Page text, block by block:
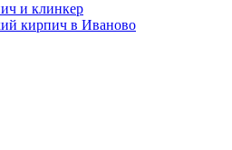
и клинкер
кирпич в Иваново